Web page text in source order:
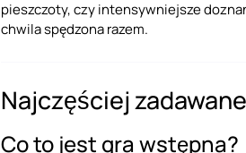
pieszczoty, czy intensywniejsze
chwila spędzona razem.
Najczęściej
Co to jest gra wstępna?